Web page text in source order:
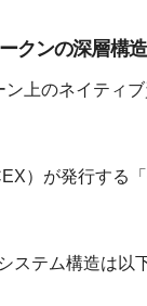
クンの深層構造
上のネイティ
）が発行する
テム構造は以